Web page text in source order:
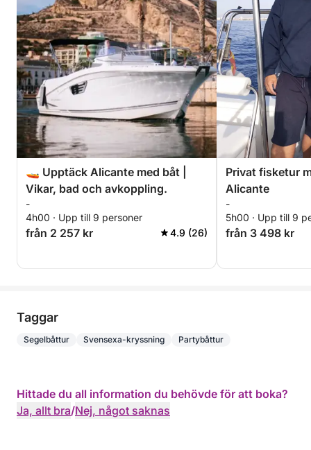
🚤 Upptäck Alicante med båt |
Vikar, bad och avkoppling.
-
4h00 · Upp till 9 personer
från 2 257 kr 4.9 (26)
Privat fisketur
Alicante
-
5h00 · Upp till 9
från 3 498 kr
Taggar
Segelbåttur Svensexa-kryssning Partybåttur
Hittade du all information du behövde för att boka?
Ja, allt bra/Nej, något saknas